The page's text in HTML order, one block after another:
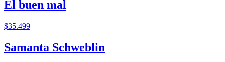
El buen mal
$35.499
Samanta Schweblin